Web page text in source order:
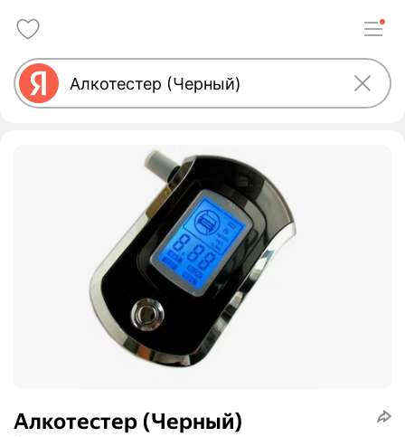
Алкотестер (Черный)